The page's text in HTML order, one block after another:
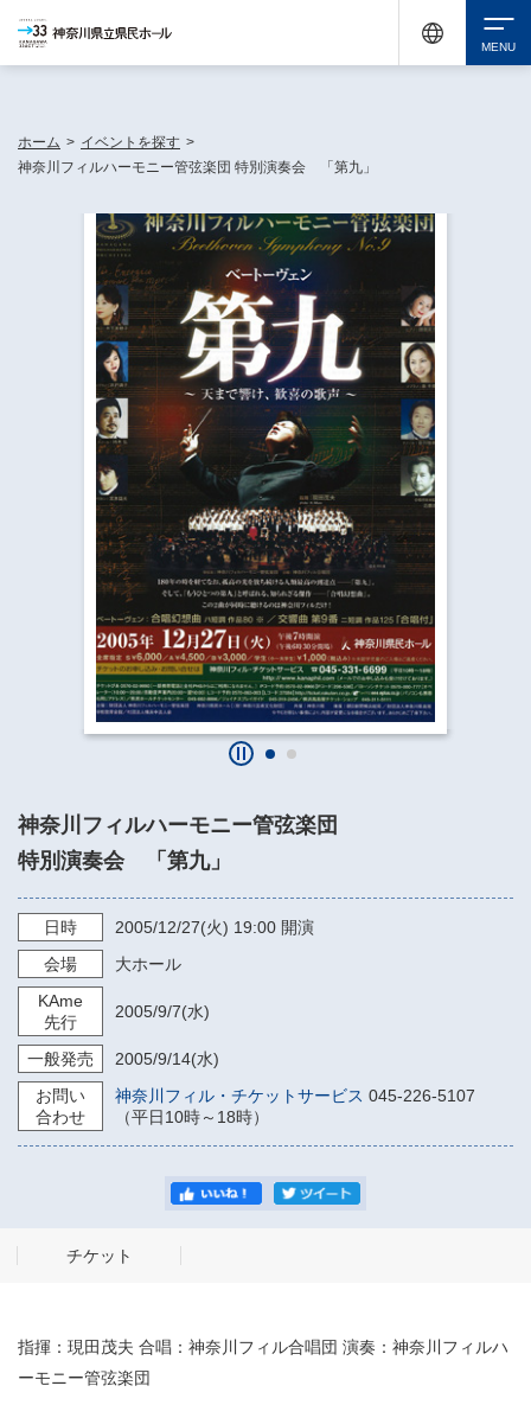
イベントを探す
・ イベント一覧
・ イベントカレンダー
休館中の県民ホールについて
・ 施設概要
・ パイプオルガン
・ 神奈川県民ホールの取り組み
神奈川県立県民ホールSNS
​​​​​​​​​​​​​神奈川県立県民ホール
ギャラリーSNS
チケット購入
ホーム > イベントを探す >
神奈川フィルハーモニー管弦楽団 特別演奏会 「第九」
神奈川フィルハーモニー管弦楽団
特別演奏会 「第九」
日時 2005/12/27(火) 19:00 開演
会場
大ホール
KAme
先行
2005/9/7(水)
一般発売 2005/9/14(水)
お問い
合わせ
神奈川フィル・チケットサービス 045-226-5107
（平日10時～18時）
チケット
指揮：現田茂夫 合唱：神奈川フィル合唱団 演奏：神奈川フィルハ
ーモニー管弦楽団